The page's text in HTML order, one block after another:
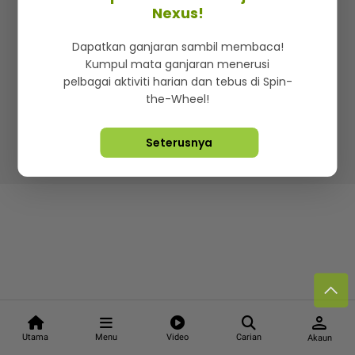
Utama Menu Video Carian
person
Akaun
Iklan di SMG360
Terma & Syarat Dasar Privasi
Lebih hot, viral dan sensasi
Hakcipta Terpelihara ©2026. Star Media Group Berhad
Nexus!
Dapatkan ganjaran sambil membaca!
Kumpul mata ganjaran menerusi
pelbagai aktiviti harian dan tebus di Spin-
the-Wheel!
Seterusnya